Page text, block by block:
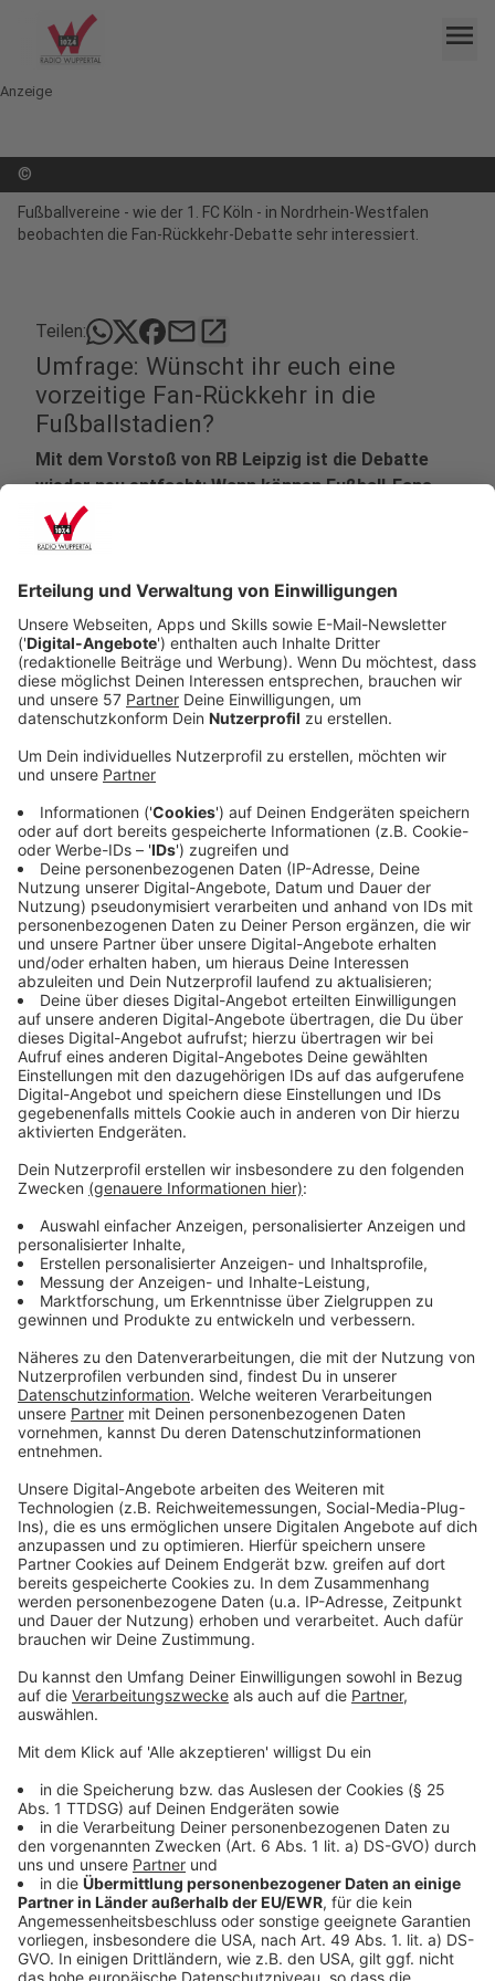
menu
Anzeige
©
Fußballvereine - wie der 1. FC Köln - in Nordrhein-Westfalen
beobachten die Fan-Rückkehr-Debatte sehr interessiert.
Teilen: mailopen_in_new
Umfrage: Wünscht ihr euch eine
vorzeitige Fan-Rückkehr in die
Fußballstadien?
Mit dem Vorstoß von RB Leipzig ist die Debatte
wieder neu entfacht: Wann können Fußball-Fans
wieder zurück in die Stadien? Statt Anfang
November könnte es jetzt schon im September
Anzeige
Bei den neuen Coronaschutz-Maßnahmen legten sich
Bund und Länder auf einen gemeinsamen Plan für die
Bis Ende Oktober sollten die Stadien leer bleiben. Bis
dahin sollte eine Arbeitsgruppe erarbeiten, wie es ab
November mit Zuschauern weitergehen könne. Das
scheint jetzt schon irgendwie hinfällig zu sein. Denn RB
Leipzig hat mit einem Hygienekonzept das örtliche
Gesundheitsamt überzeugt und die Zusage erhalten,
am 20. September mit 8.400 Fans in die Saison zu
starten. In NRW war eigentlich klar, dass es erst ab
dem ersten November-Spieltag wieder möglich sein
wird.
Anzeige
Dieser Vorstoß hat die Diskussionen natürlich wieder
von neuem aufgerollt. Zumal Mainz 05 schon eine
Woche vorher mit Fans das DFB-Pokal-Spiel
bestreiten möchte. Klar ist, dass es nie darum ging,
volle Stadien wieder zu haben - sondern nur einen Teil.
Wir wollen eure Meinung erfahren. Wünscht ihr euch
eine vorzeitige Fan-Rückkehr in die Fußballstadien?
Lasst es uns in unserer Umfrage wissen.
Anzeige
Wünscht ihr euch eine vorzeitige Fan-
Rückkehr in die Fußball-Stadien?
Eigentlich haben Bund und Land sich darauf
geeinigt, bis Ende Oktober keine Zuschauer in
Fußball-Stadien zuzulassen. Doch nun darf RB
Leipzig am 20. September wohl schon mit 8.400 Fans
das erste Bundesliga-Match mit Fans austragen.
Das weckt Begehrlichkeiten bei anderen Vereinen
und die Politik muss reagieren. Was haltet ihr
zurück ins Stadion.
Es sollte dabei bleiben, dass erst ab
November Fans in Stadien zurückkehren
dürfen.
Nein. Fußball-Fans sollten keine Priorität
genießen.
Das ist mir egal.